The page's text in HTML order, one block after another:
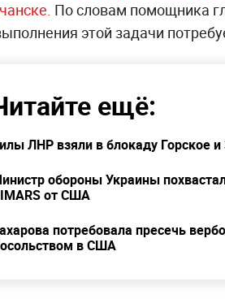
По словам помощника
этой задачи
ещё:
ЛНР взяли в блокаду Горское и
обороны Украины
от США
потребовала пресечь
в США